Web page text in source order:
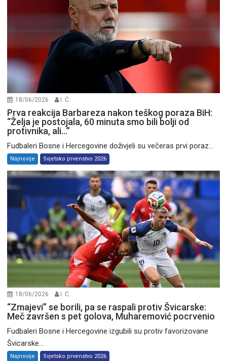
18/06/2026 I. Ć.
Prva reakcija Barbareza nakon teškog poraza BiH:
“Želja je postojala, 60 minuta smo bili bolji od
protivnika, ali…”
Fudbaleri Bosne i Hercegovine doživjeli su večeras prvi poraz...
Najnovije Svjetsko prvenstvo 2026
18/06/2026 I. Ć.
“Zmajevi” se borili, pa se raspali protiv Švicarske:
Meč završen s pet golova, Muharemović pocrvenio
Fudbaleri Bosne i Hercegovine izgubili su protiv favorizovane
Švicarske...
Najnovije Svjetsko prvenstvo 2026